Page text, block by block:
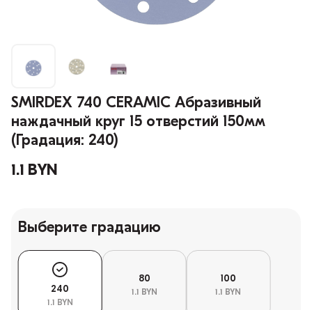
SMIRDEX 740 CERAMIC Абразивный
наждачный круг 15 отверстий 150мм
(Градация: 240)
1.1 BYN
Выберите градацию
240
1.1 BYN
80
1.1 BYN
100
1.1 BYN